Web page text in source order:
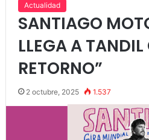
Actualidad
SANTIAGO
LLEGA A TANDIL
RETORNO”
2 octubre, 2025 1.537